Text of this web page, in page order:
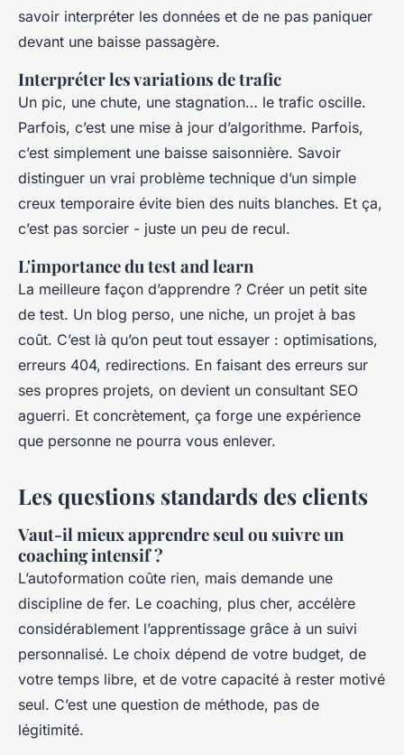
savoir interpréter les données et de ne pas paniquer
devant une baisse passagère.
Interpréter les variations de trafic
Un pic, une chute, une stagnation… le trafic oscille.
Parfois, c’est une mise à jour d’algorithme. Parfois,
c’est simplement une baisse saisonnière. Savoir
distinguer un vrai problème technique d’un simple
creux temporaire évite bien des nuits blanches. Et ça,
c’est pas sorcier - juste un peu de recul.
L'importance du test and learn
La meilleure façon d’apprendre ? Créer un petit site
de test. Un blog perso, une niche, un projet à bas
coût. C’est là qu’on peut tout essayer : optimisations,
erreurs 404, redirections. En faisant des erreurs sur
ses propres projets, on devient un consultant SEO
aguerri. Et concrètement, ça forge une expérience
que personne ne pourra vous enlever.
Les questions standards des clients
Vaut-il mieux apprendre seul ou suivre un
coaching intensif ?
L’autoformation coûte rien, mais demande une
discipline de fer. Le coaching, plus cher, accélère
considérablement l’apprentissage grâce à un suivi
personnalisé. Le choix dépend de votre budget, de
votre temps libre, et de votre capacité à rester motivé
seul. C’est une question de méthode, pas de
légitimité.